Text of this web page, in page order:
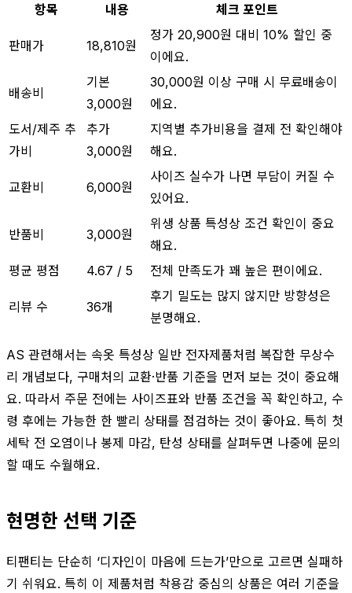
항목 내용 체크 포인트
판매가 18,810원
정가 20,900원 대비 10% 할인 중
이에요.
배송비
기본
3,000원
30,000원 이상 구매 시 무료배송이
에요.
도서/제주 추
가비
추가
3,000원
지역별 추가비용을 결제 전 확인해야
해요.
교환비 6,000원
사이즈 실수가 나면 부담이 커질 수
있어요.
반품비 3,000원
위생 상품 특성상 조건 확인이 중요
해요.
평균 평점
4.67 / 5 전체 만족도가 꽤 높은 편이에요.
리뷰 수 36개
후기 밀도는 많지 않지만 방향성은
분명해요.
AS 관련해서는 속옷 특성상 일반 전자제품처럼 복잡한 무상수
리 개념보다, 구매처의 교환·반품 기준을 먼저 보는 것이 중요해
요. 따라서 주문 전에는 사이즈표와 반품 조건을 꼭 확인하고, 수
령 후에는 가능한 한 빨리 상태를 점검하는 것이 좋아요. 특히 첫
세탁 전 오염이나 봉제 마감, 탄성 상태를 살펴두면 나중에 문의
할 때도 수월해요.
현명한 선택 기준
티팬티는 단순히 ‘디자인이 마음에 드는가’만으로 고르면 실패하
기 쉬워요. 특히 이 제품처럼 착용감 중심의 상품은 여러 기준을